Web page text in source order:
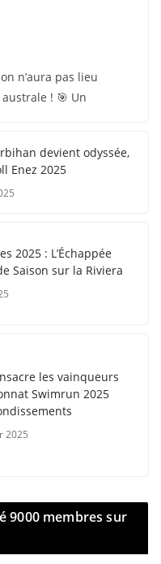
n’aura pas lieu
! 🎯 Un
devient odyssée,
Enez 2025
2025 : L’Échappée
Saison sur la Riviera
les vainqueurs
Swimrun 2025
2025
9000 membres sur